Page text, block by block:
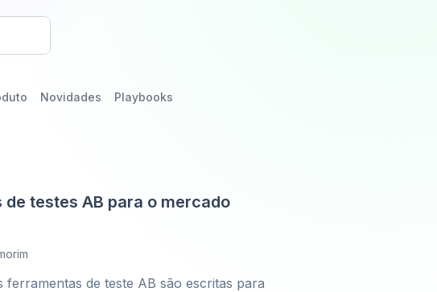
Novidades Playbooks
testes AB para o mercado
ferramentas de teste AB são escritas para